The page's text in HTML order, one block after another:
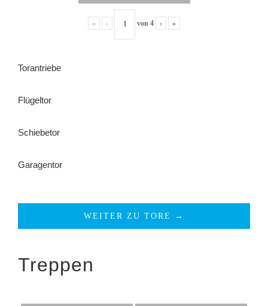
« ‹ von 4 › »
Torantriebe
Flügeltor
Schiebetor
Garagentor
WEITER ZU TORE →
Treppen